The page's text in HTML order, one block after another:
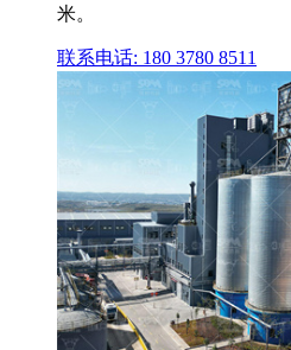
米。
联系电话: 180 3780 8511